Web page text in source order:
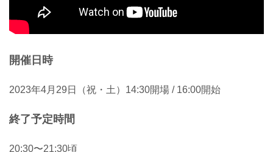
開催日時
2023年4月29日（祝・土）14:30開場 / 16:00開始
終了予定時間
20:30〜21:30頃